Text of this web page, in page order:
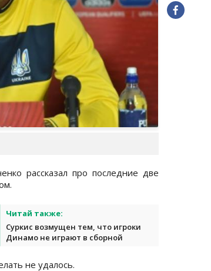
рассказал про последние две
Читай также:
Суркис возмущен тем, что игроки
Динамо не играют в сборной
не удалось.